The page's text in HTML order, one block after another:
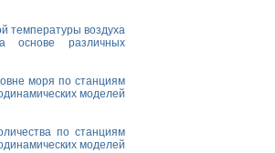
температуры воздуха
основе различных
моря по станциям
моделей
по станциям
моделей